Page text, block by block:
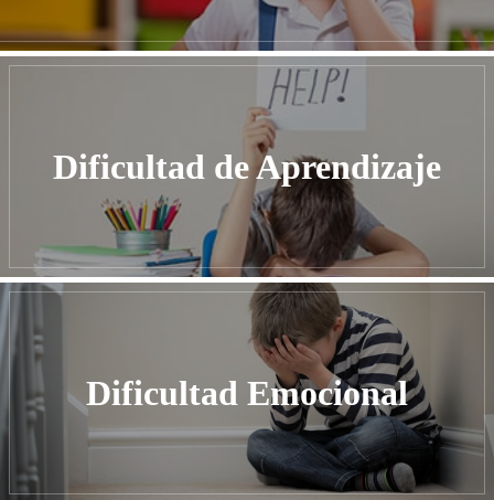
Dificultad de Aprendizaje
Dificultad Emocional